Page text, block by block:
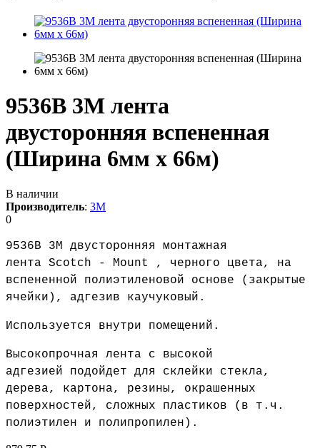
9536B 3М лента
двусторонняя вспененная
(Ширина 6мм х 66м)
В наличии
Производитель: 3M
0
9536B 3М двусторонняя монтажная
лента Scotch - Mount , черного цвета, на
вспененной полиэтиленовой основе (закрытые
ячейки), адгезив каучуковый.
Используется внутри помещений.
Высокопрочная лента с высокой
адгезией подойдет для склейки стекла,
дерева, картона, резины, окрашенных
поверхностей, сложных пластиков (в т.ч.
полиэтилен и полипропилен) .